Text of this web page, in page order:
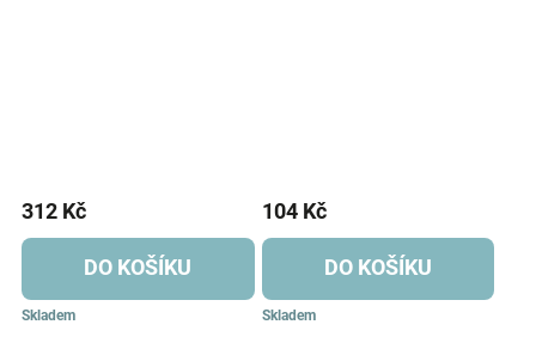
Skladem
312 Kč
DO KOŠÍKU
Skladem
104 Kč
DO KOŠÍKU